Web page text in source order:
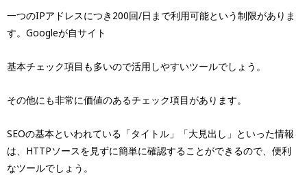
一つのIPアドレスにつき200回/日まで利用可能という制限がありま
す。Googleが自サイト
基本チェック項目も多いので活用しやすいツールでしょう。
その他にも非常に価値のあるチェック項目があります。
SEOの基本といわれている「タイトル」「大見出し」といった情報
は、HTTPソースを見ずに簡単に確認することができるので、便利
なツールでしょう。